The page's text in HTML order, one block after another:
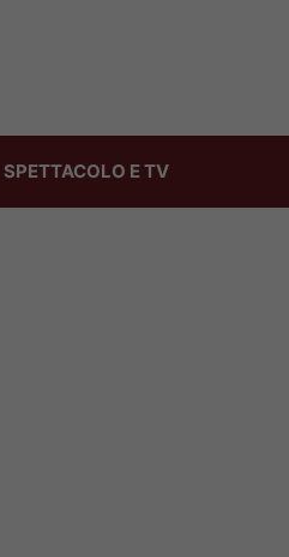
SPETTACOLO E TV